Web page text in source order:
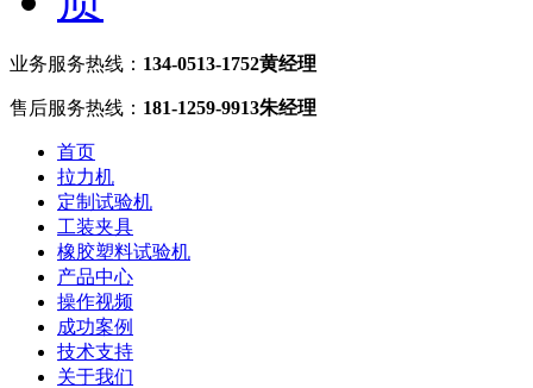
业务服务热线： 134-0513-1752黄经理
售后服务热线： 181-1259-9913朱经理
首页
拉力机
定制试验机
工装夹具
橡胶塑料试验机
产品中心
操作视频
成功案例
技术支持
关于我们